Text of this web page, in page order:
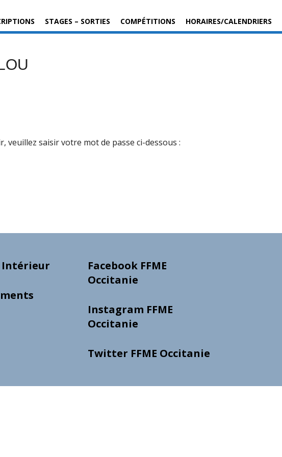
STAGES – SORTIES COMPÉTITIONS HORAIRES/CALENDRIERS
veuillez saisir votre mot de passe ci-dessous :
Intérieur
Facebook FFME
Occitanie
Instagram FFME
Occitanie
Twitter FFME Occitanie